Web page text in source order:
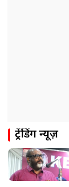
ट्रेंडिंग न्यूज़